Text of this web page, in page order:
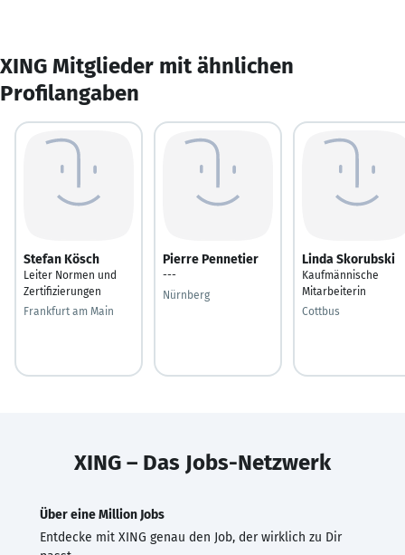
XING Mitglieder mit ähnlichen
Profilangaben
Stefan Kösch
Leiter Normen und
Zertifizierungen
Frankfurt am Main
Pierre Pennetier
---
Nürnberg
Linda Skorubski
Kaufmännische
Mitarbeiterin
Cottbus
XING – Das Jobs-Netzwerk
Über eine Million Jobs
Entdecke mit XING genau den Job, der wirklich zu Dir